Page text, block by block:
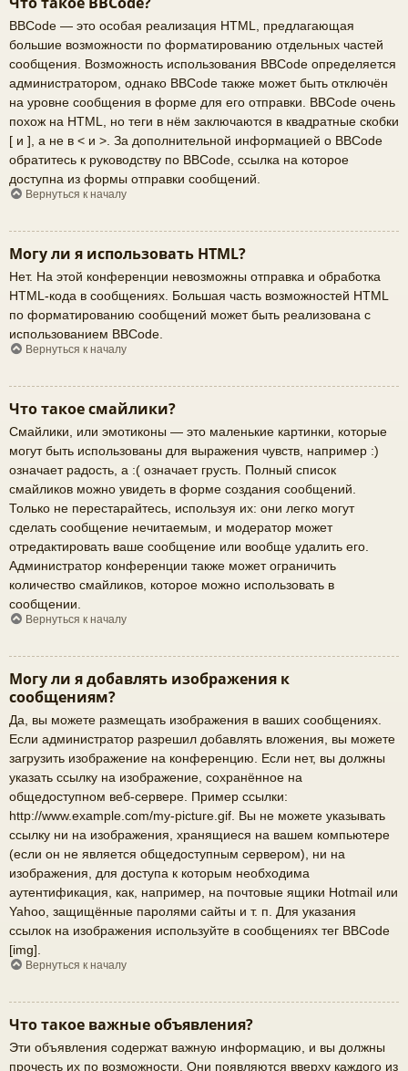
BBCode — это особая реализация HTML, предлагающая
большие возможности по форматированию отдельных частей
сообщения. Возможность использования BBCode определяется
администратором, однако BBCode также может быть отключён
на уровне сообщения в форме для его отправки. BBCode очень
похож на HTML, но теги в нём заключаются в квадратные скобки
[ и ], а не в < и >. За дополнительной информацией о BBCode
обратитесь к руководству по BBCode, ссылка на которое
доступна из формы отправки сообщений.
Вернуться к началу
Могу ли я использовать HTML?
Нет. На этой конференции невозможны отправка и обработка
HTML-кода в сообщениях. Большая часть возможностей HTML
по форматированию сообщений может быть реализована с
использованием BBCode.
Вернуться к началу
Что такое смайлики?
Смайлики, или эмотиконы — это маленькие картинки, которые
могут быть использованы для выражения чувств, например :)
означает радость, а :( означает грусть. Полный список
смайликов можно увидеть в форме создания сообщений.
Только не перестарайтесь, используя их: они легко могут
сделать сообщение нечитаемым, и модератор может
отредактировать ваше сообщение или вообще удалить его.
Администратор конференции также может ограничить
количество смайликов, которое можно использовать в
сообщении.
Вернуться к началу
Могу ли я добавлять изображения к
сообщениям?
Да, вы можете размещать изображения в ваших сообщениях.
Если администратор разрешил добавлять вложения, вы можете
загрузить изображение на конференцию. Если нет, вы должны
указать ссылку на изображение, сохранённое на
общедоступном веб-сервере. Пример ссылки:
http://www.example.com/my-picture.gif. Вы не можете указывать
ссылку ни на изображения, хранящиеся на вашем компьютере
(если он не является общедоступным сервером), ни на
изображения, для доступа к которым необходима
аутентификация, как, например, на почтовые ящики Hotmail или
Yahoo, защищённые паролями сайты и т. п. Для указания
ссылок на изображения используйте в сообщениях тег BBCode
[img].
Вернуться к началу
Что такое важные объявления?
Эти объявления содержат важную информацию, и вы должны
прочесть их по возможности. Они появляются вверху каждого из